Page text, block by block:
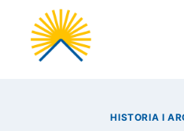
Przejdź
treści
HISTORIA I